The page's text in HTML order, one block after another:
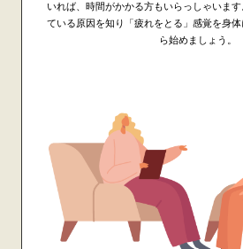
いれば、時間がかかる方もいらっしゃいま
ている原因を知り「疲れをとる」感覚を身
ら始めましょう。